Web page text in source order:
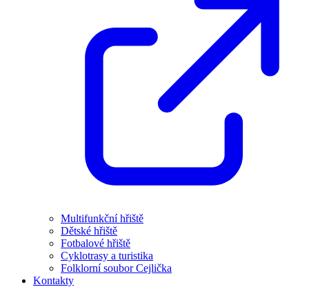
Multifunkční hřiště
Dětské hřiště
Fotbalové hřiště
Cyklotrasy a turistika
Folklorní soubor Cejlička
Kontakty